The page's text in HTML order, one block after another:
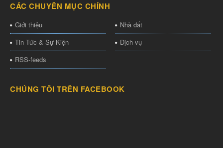
CÁC CHUYÊN MỤC CHÍNH
Giới thiệu
Nhà đất
Tin Tức & Sự Kiện
Dịch vụ
RSS-feeds
CHÚNG TÔI TRÊN FACEBOOK